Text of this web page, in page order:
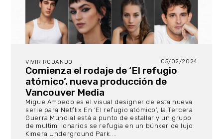
VIVIR RODANDO 05/02/2024
Comienza el rodaje de ‘El refugio
atómico’, nueva producción de
Vancouver Media
Migue Amoedo es el visual designer de esta nueva
serie para Netflix En ‘El refugio atómico’, la Tercera
Guerra Mundial está a punto de estallar y un grupo
de multimillonarios se refugia en un búnker de lujo:
Kimera Underground Park....